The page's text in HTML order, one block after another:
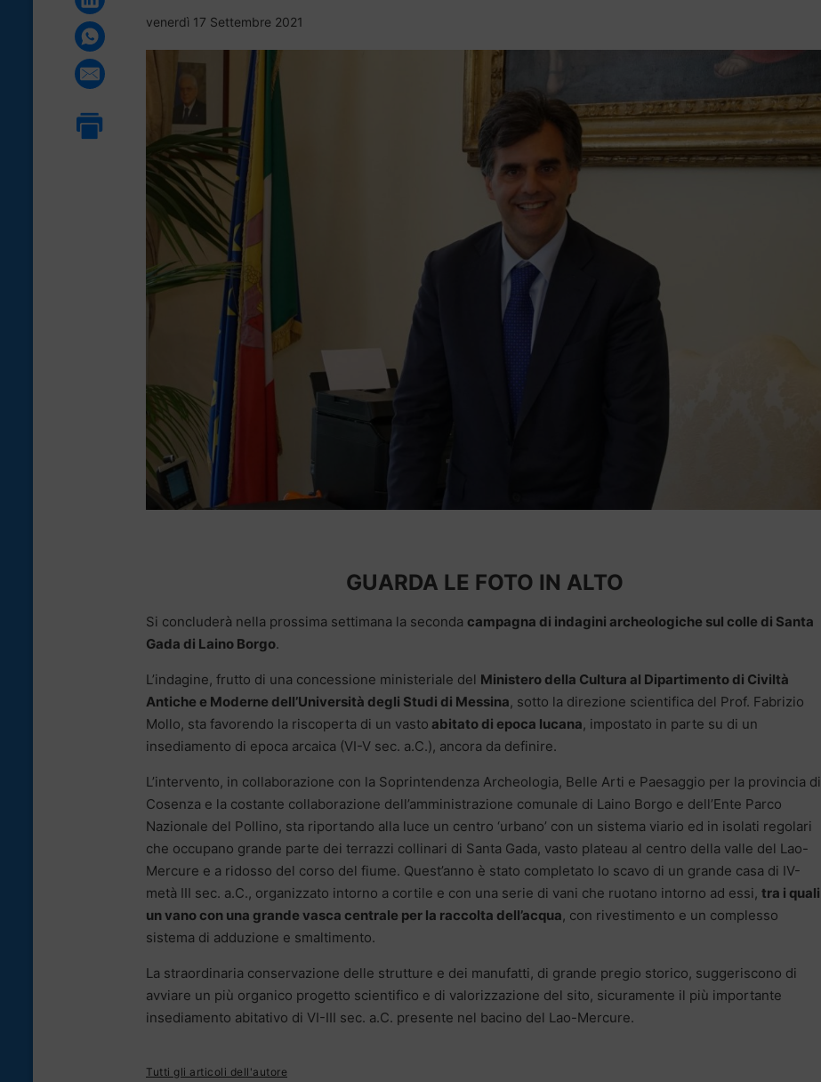
venerdì 17 Settembre 2021
GUARDA LE FOTO IN ALTO
Si concluderà nella prossima settimana la seconda campagna di indagini archeologiche sul colle di Santa
Gada di Laino Borgo.
L’indagine, frutto di una concessione ministeriale del Ministero della Cultura al Dipartimento di Civiltà
Antiche e Moderne dell’Università degli Studi di Messina, sotto la direzione scientifica del Prof. Fabrizio
Mollo, sta favorendo la riscoperta di un vasto abitato di epoca lucana, impostato in parte su di un
insediamento di epoca arcaica (VI-V sec. a.C.), ancora da definire.
L’intervento, in collaborazione con la Soprintendenza Archeologia, Belle Arti e Paesaggio per la provincia di
Cosenza e la costante collaborazione dell’amministrazione comunale di Laino Borgo e dell’Ente Parco
Nazionale del Pollino, sta riportando alla luce un centro ‘urbano’ con un sistema viario ed in isolati regolari
che occupano grande parte dei terrazzi collinari di Santa Gada, vasto plateau al centro della valle del Lao-
Mercure e a ridosso del corso del fiume. Quest’anno è stato completato lo scavo di un grande casa di IV-
metà III sec. a.C., organizzato intorno a cortile e con una serie di vani che ruotano intorno ad essi, tra i quali
un vano con una grande vasca centrale per la raccolta dell’acqua, con rivestimento e un complesso
sistema di adduzione e smaltimento.
La straordinaria conservazione delle strutture e dei manufatti, di grande pregio storico, suggeriscono di
avviare un più organico progetto scientifico e di valorizzazione del sito, sicuramente il più importante
insediamento abitativo di VI-III sec. a.C. presente nel bacino del Lao-Mercure.
Tutti gli articoli dell'autore